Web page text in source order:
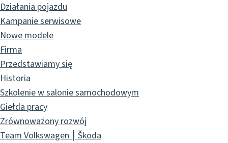
Działania pojazdu
Kampanie serwisowe
Nowe modele
Firma
Przedstawiamy się
Historia
Szkolenie w salonie samochodowym
Giełda pracy
Zrównoważony rozwój
Team Volkswagen ⎮ Škoda